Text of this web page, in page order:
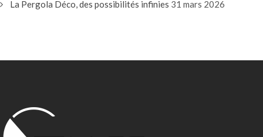
La Pergola Déco, des possibilités infinies 31 mars 2026